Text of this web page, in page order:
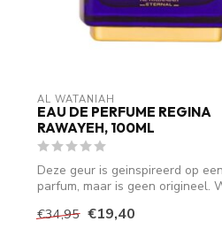
AL WATANIAH
EAU DE PERFUME REGINA
RAWAYEH, 100ML
Deze geur is geinspireerd op
parfum, maar is geen origineel.
€34,95 €19,40